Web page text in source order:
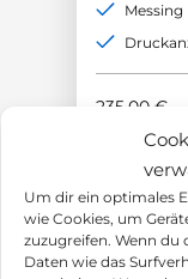
Um dir ein optimales
wie Cookies, um
zuzugreifen. Wenn du
Daten wie das
235,00 €
Messing